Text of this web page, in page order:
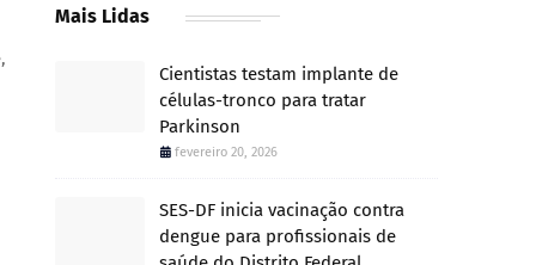
Mais Lidas
Cientistas testam implante de
células-tronco para tratar
Parkinson
fevereiro 20, 2026
SES-DF inicia vacinação contra
dengue para profissionais de